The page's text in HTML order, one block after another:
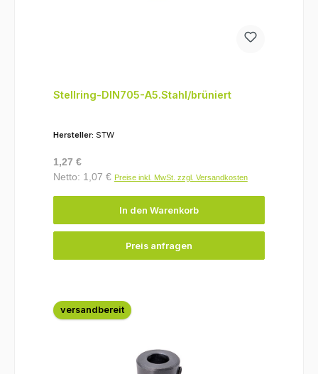
Stellring-DIN705-A5.Stahl/brüniert
Hersteller: STW
Regulärer Preis:
1,27 €
Netto: 1,07 € Preise inkl. MwSt. zzgl. Versandkosten
In den Warenkorb
Preis anfragen
versandbereit